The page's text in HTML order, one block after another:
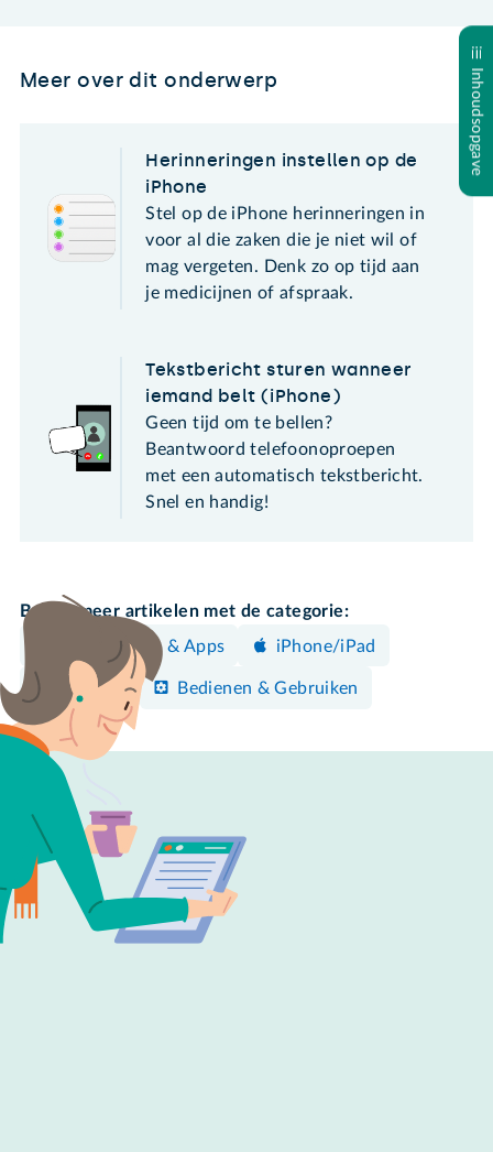
Inhoudsopgave
Meer over dit onderwerp
Herinneringen instellen op de
iPhone
Stel op de iPhone herinneringen in
voor al die zaken die je niet wil of
mag vergeten. Denk zo op tijd aan
je medicijnen of afspraak.
Tekstbericht sturen wanneer
iemand belt (iPhone)
Geen tijd om te bellen?
Beantwoord telefoonoproepen
met een automatisch tekstbericht.
Snel en handig!
Bekijk meer artikelen met de categorie:
Programma's & Apps
iPhone/iPad
Instellen Bedienen & Gebruiken